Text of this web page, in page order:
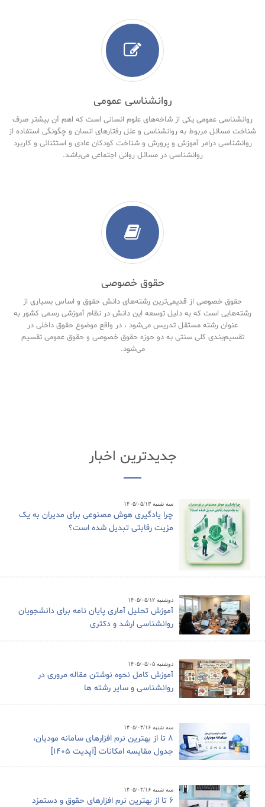
روانشناسی عمومی
روانشناسی عمومی یکی از شاخه‌های علوم انسانی است که اهم آن بیشتر صرف
شناخت مسائل مربوط به روانشناسی و علل رفتارهای انسان و چگونگی استفاده از
روانشناسی درامر آموزش و پرورش و شناخت کودکان عادی و استثنائی و کاربرد
روانشناسی در مسائل روانی اجتماعی می‌باشد.
حقوق خصوصی
حقوق خصوصی از قدیمی‌ترین رشته‌های دانش حقوق و اساس بسیاری از
رشته‌هایی است که به دلیل توسعه این دانش در نظام آموزشی رسمی کشور به
عنوان رشته مستقل تدریس می‌شود ، در واقع موضوع حقوق داخلی در
تقسیم‌بندی کلی سنتی به دو حوزه حقوق خصوصی و حقوق‌ عمومی تقسیم
می‌شود.
جدیدترین اخبار
سه شنبه ۱۴۰۵/۰۵/۱۳
چرا یادگیری هوش مصنوعی برای مدیران به یک
مزیت رقابتی تبدیل شده است؟
دوشنبه ۱۴۰۵/۰۵/۱۲
آموزش تحلیل آماری پایان نامه برای دانشجویان
روانشناسی ارشد و دکتری
دوشنبه ۱۴۰۵/۰۵/۰۵
آموزش کامل نحوه نوشتن مقاله مروری در
روانشناسی و سایر رشته ها
سه شنبه ۱۴۰۵/۰۴/۱۶
8 تا از بهترین نرم افزارهای سامانه مودیان،
جدول مقایسه امکانات [آپدیت 1405]
سه شنبه ۱۴۰۵/۰۴/۱۶
6 تا از بهترین نرم افزارهای حقوق و دستمزد